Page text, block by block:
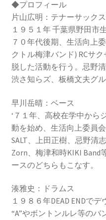
◆プロフィール
片山広明：テナーサックス
１９５１年 千葉県野田市
７０年代後期、生活向上
クトル梅津バンド) RCサ
脱した活動を行う。忌野
渋さ知らズ、板橋文夫グル
早川岳晴：ベース
‘７１年、高校在学中から
動を始め、生活向上委員
SALT、上田正樹、忌野清
Zorn、梅津和時KIKI Band
ースのどちらもこなす。
湊雅史：ドラムス
１９８６年DEAD ENDでデ
“A”やボントンルレ等のバ